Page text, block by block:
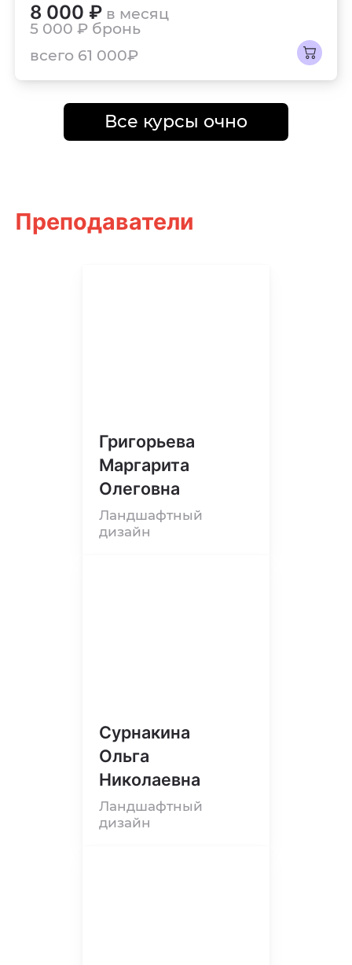
8 000 ₽ в месяц
5 000 ₽ бронь
всего 61 000₽
Все курсы очно
Преподаватели
Григорьева
Маргарита
Олеговна
Ландшафтный
дизайн
Сурнакина
Ольга
Николаевна
Ландшафтный
дизайн